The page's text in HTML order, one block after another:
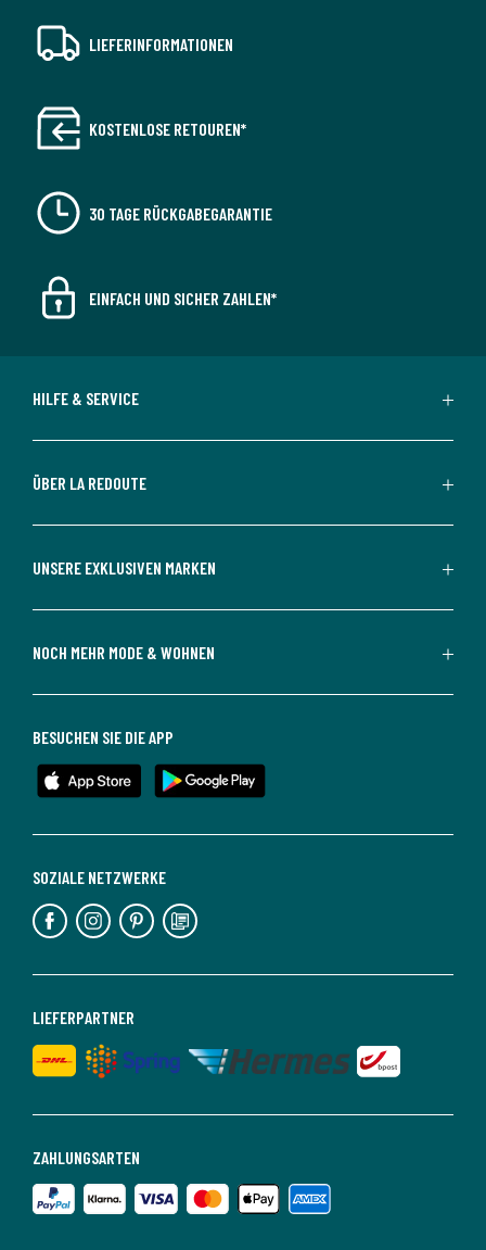
LIEFERINFORMATIONEN
KOSTENLOSE RETOUREN*
30 TAGE RÜCKGABEGARANTIE
EINFACH UND SICHER ZAHLEN*
HILFE & SERVICE
ÜBER LA REDOUTE
UNSERE EXKLUSIVEN MARKEN
NOCH MEHR MODE & WOHNEN
ZAHLUNGSARTEN
LIEFERPARTNER
SOZIALE NETZWERKE
BESUCHEN SIE DIE APP